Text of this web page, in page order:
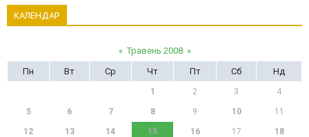
КАЛЕНДАР
« Травень 2008 »
Пн
Вт Ср Чт Пт Сб Нд
1 2 3 4
5 6 7 8 9 10 11
12 13 14 15 16 17 18